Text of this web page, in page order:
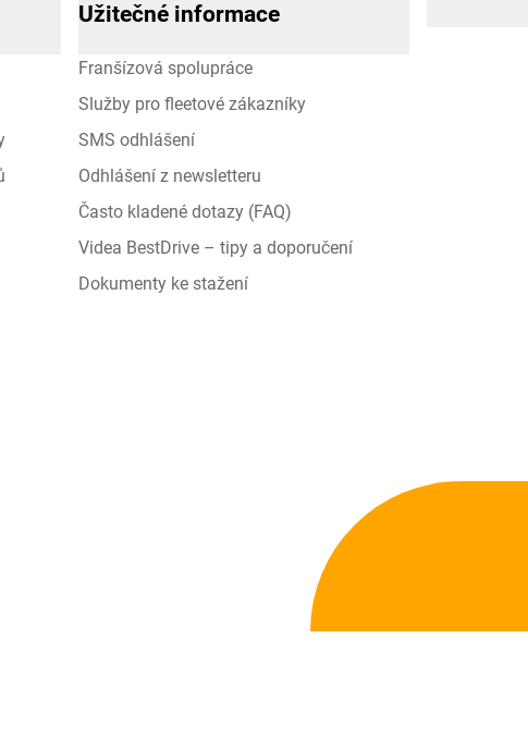
Užitečné informace
Franšízová spolupráce
Služby pro fleetové zákazníky
SMS odhlášení
Odhlášení z newsletteru
Často kladené dotazy (FAQ)
Videa BestDrive – tipy a doporučení
Dokumenty ke stažení